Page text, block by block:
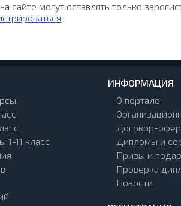
сайте могут оставлять только
1-11 класс
ИНФОРМАЦИЯ
О портале
Договор-
Дипломы и
Призы и
Проверка
Новости